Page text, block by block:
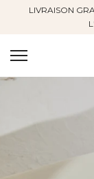
SauterLIVRAISON